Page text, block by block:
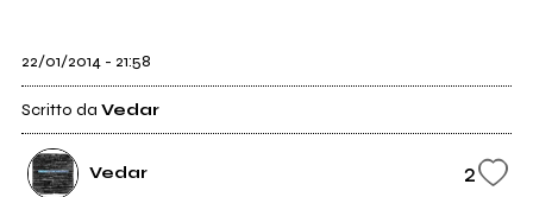
22/01/2014 - 21:58
Scritto da Vedar
Vedar 2